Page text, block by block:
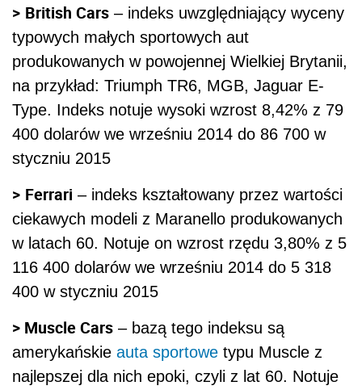
> British Cars – indeks uwzględniający wyceny
typowych małych sportowych aut
produkowanych w powojennej Wielkiej Brytanii,
na przykład: Triumph TR6, MGB, Jaguar E-
Type. Indeks notuje wysoki wzrost 8,42% z 79
400 dolarów we wrześniu 2014 do 86 700 w
styczniu 2015
> Ferrari – indeks kształtowany przez wartości
ciekawych modeli z Maranello produkowanych
w latach 60. Notuje on wzrost rzędu 3,80% z 5
116 400 dolarów we wrześniu 2014 do 5 318
400 w styczniu 2015
> Muscle Cars – bazą tego indeksu są
amerykańskie auta sportowe typu Muscle z
najlepszej dla nich epoki, czyli z lat 60. Notuje